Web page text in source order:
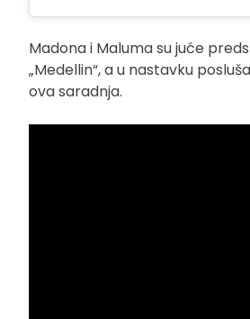
Madona i Maluma su juće
„Medellin“, a u nastavku
ova saradnja.